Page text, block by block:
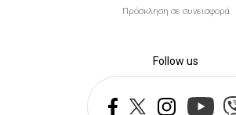
Πρόσκληση σε συνεισφορά
Follow us